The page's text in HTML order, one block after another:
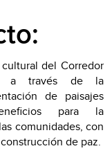
del Corredor
a través de la
de paisajes
para la
comunidades, con
de paz.